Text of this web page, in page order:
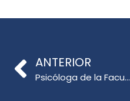
ANTERIOR
Psicóloga de la Facultad realiza talleres de autocuidado para estudiantes en práctica profesional